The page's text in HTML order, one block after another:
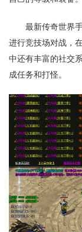
最新传奇世界
进行竞技场对战，
中还有丰富的社交
成任务和打怪。